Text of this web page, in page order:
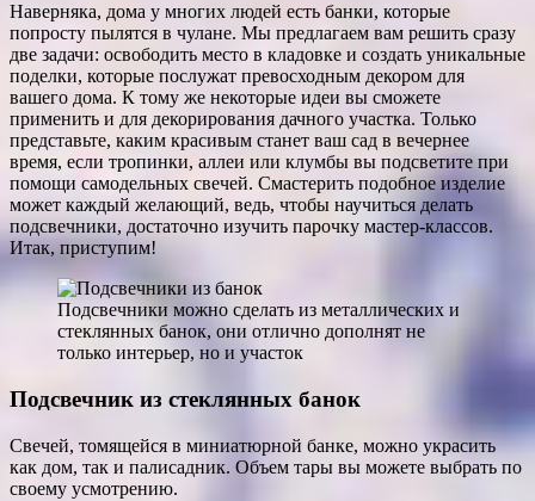
Наверняка, дома у многих людей есть банки, которые
попросту пылятся в чулане. Мы предлагаем вам решить сразу
две задачи: освободить место в кладовке и создать уникальные
поделки, которые послужат превосходным декором для
вашего дома. К тому же некоторые идеи вы сможете
применить и для декорирования дачного участка. Только
представьте, каким красивым станет ваш сад в вечернее
время, если тропинки, аллеи или клумбы вы подсветите при
помощи самодельных свечей. Смастерить подобное изделие
может каждый желающий, ведь, чтобы научиться делать
подсвечники, достаточно изучить парочку мастер-классов.
Итак, приступим!
Подсвечники можно сделать из металлических и
стеклянных банок, они отлично дополнят не
только интерьер, но и участок
Подсвечник из стеклянных банок
Свечей, томящейся в миниатюрной банке, можно украсить
как дом, так и палисадник. Объем тары вы можете выбрать по
своему усмотрению.